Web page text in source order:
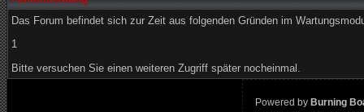
Das Forum befindet sich zur Zeit aus folgenden Gründen im
1
Bitte versuchen Sie einen weiteren Zugriff später nocheinmal.
Powered by Burning